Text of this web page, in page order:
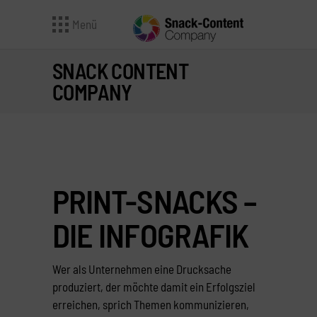
Menü
SNACK CONTENT
COMPANY
PRINT-SNACKS –
DIE INFOGRAFIK
Wer als Unternehmen eine Drucksache
produziert, der möchte damit ein Erfolgsziel
erreichen, sprich Themen kommunizieren,